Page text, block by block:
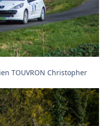
TOUVRON Christopher